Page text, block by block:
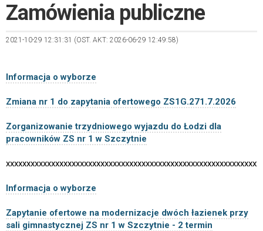
DZIENNIK ELEKTRONICZNY
MŁODOCIANI PRACOWNICY DZWONKI
Zamówienia publiczne
2021-10-29 12:31:31 (OST. AKT: 2026-06-29 12:49:58)
Informacja o wyborze
Zmiana nr 1 do zapytania ofertowego ZS1G.271.7.2026
Zorganizowanie trzydniowego wyjazdu do Łodzi dla
pracowników ZS nr 1 w Szczytnie
Informacja o wyborze
Zapytanie ofertowe na modernizacje dwóch łazienek przy
sali gimnastycznej ZS nr 1 w Szczytnie - 2 termin